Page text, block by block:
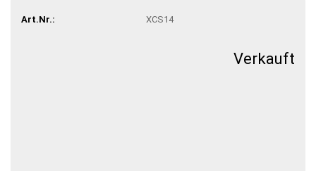
Art.Nr.: XCS14
Verkauft